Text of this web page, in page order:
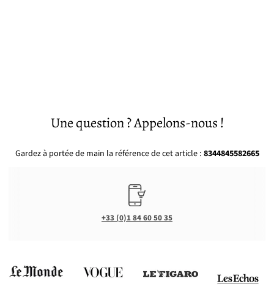
Une question ? Appelons-nous !
Gardez à portée de main la référence de cet article : 8344845582665
+33 (0)1 84 60 50 35